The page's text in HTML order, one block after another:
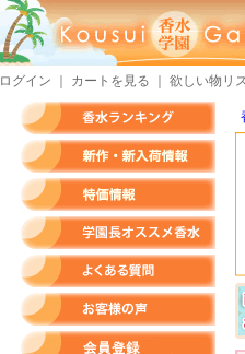
ログイン カートを見る 欲しい物リ